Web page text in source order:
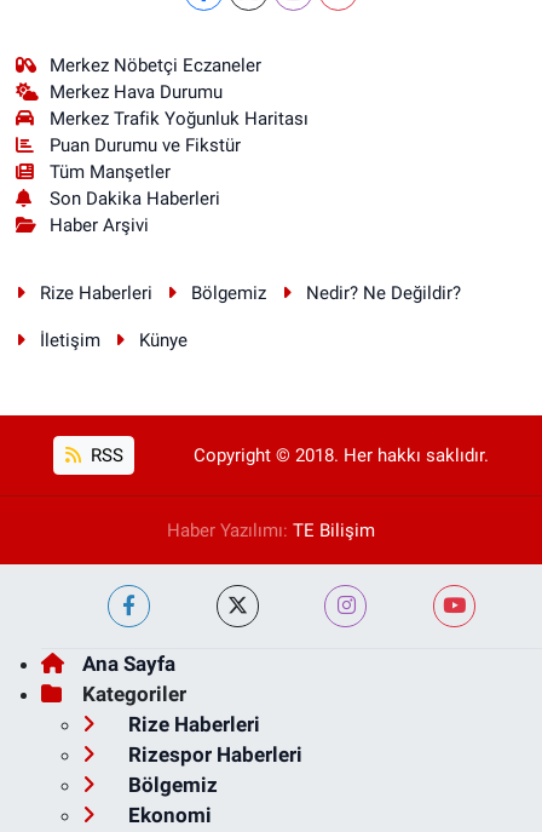
Merkez Nöbetçi Eczaneler
Merkez Hava Durumu
Merkez Trafik Yoğunluk Haritası
Puan Durumu ve Fikstür
Tüm Manşetler
Son Dakika Haberleri
Haber Arşivi
Rize Haberleri Bölgemiz Nedir? Ne Değildir?
İletişim Künye
RSS Copyright © 2018. Her hakkı saklıdır.
Haber Yazılımı: TE Bilişim
Ana Sayfa
Kategoriler
Rize Haberleri
Rizespor Haberleri
Bölgemiz
Ekonomi